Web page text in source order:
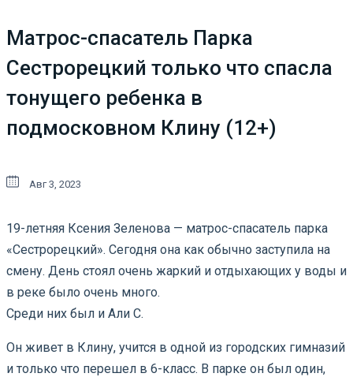
Матрос-спасатель Парка
Сестрорецкий только что спасла
тонущего ребенка в
подмосковном Клину (12+)
Авг 3, 2023
19-летняя Ксения Зеленова — матрос-спасатель парка
«Сестрорецкий». Сегодня она как обычно заступила на
смену. День стоял очень жаркий и отдыхающих у воды и
в реке было очень много.
Среди них был и Али С.
Он живет в Клину, учится в одной из городских гимназий
и только что перешел в 6-класс. В парке он был один,